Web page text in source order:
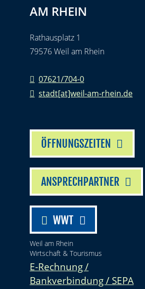
AM RHEIN
Rathausplatz 1
79576 Weil am Rhein
07621/704-0
stadt[at]weil-am-rhein.de
ÖFFNUNGSZEITEN
ANSPRECHPARTNER
WWT
Weil am Rhein
Wirtschaft & Tourismus
E-Rechnung /
Bankverbindung / SEPA